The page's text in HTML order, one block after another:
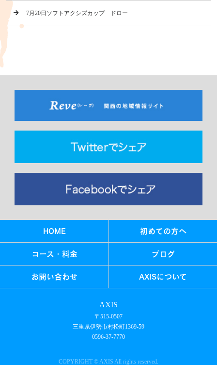
7月20日ソフトアクシズカップ ドロー
HOME 初めての方へ
コース・料金 ブログ
お問い合わせ AXISについて
AXIS
〒515-0507
三重県伊勢市村松町1369-59
0596-37-7770
COPYRIGHT © AXIS All rights reserved.